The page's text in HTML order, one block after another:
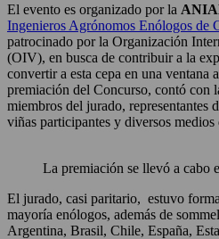
El evento es organizado por la
Ingenieros Agrónomos Enólogos de
patrocinado por la Organización
(OIV), en busca de contribuir a la
convertir a esta cepa en una
premiación del Concurso, contó con
miembros del jurado, representantes
viñas participantes y diversos
La premiación se llevó a cabo
El jurado, casi paritario, estuvo
mayoría enólogos, además de
Argentina, Brasil, Chile, España,